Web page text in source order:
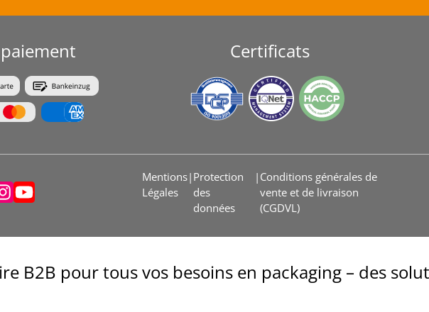
Certificats
Mentions
Légales
| Protection
des
données
| Conditions générales de
vente et de livraison
(CGDVL)
B2B pour tous vos besoins en packaging – des